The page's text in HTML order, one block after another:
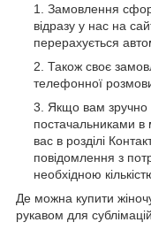
Замовлення
відразу у нас на
перерахується
Також своє
телефонної
Якщо вам зручно
постачальниками в
вас в розділі
повідомлення з
необхідною
Де можна купити
рукавом для